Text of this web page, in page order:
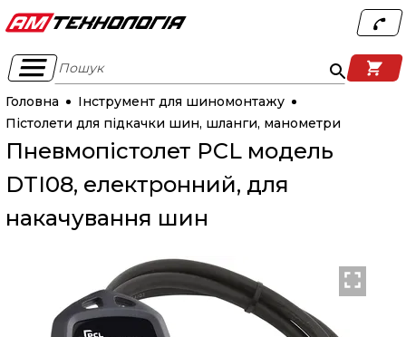
Пошук
Головна
Інструмент для шиномонтажу
Пістолети для підкачки шин, шланги, манометри
Пневмопістолет PCL модель
DTI08, електронний, для
накачування шин